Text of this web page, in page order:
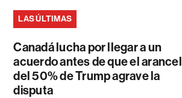
LAS ÚLTIMAS
Canadá lucha por llegar a un
acuerdo antes de que el arancel
del 50% de Trump agrave la
disputa